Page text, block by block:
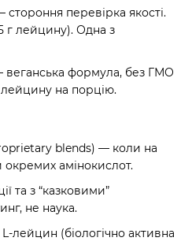
стороння перевірка якості.
г лейцину). Одна з
веганська формула, без ГМО
лейцину на порцію.
blends) — коли на
окремих амінокислот.
та з “казковими”
не наука.
(біологічно активна